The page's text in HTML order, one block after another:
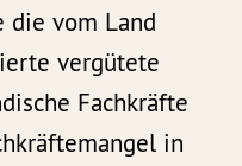
die vom Land
vergütete
Fachkräfte
in